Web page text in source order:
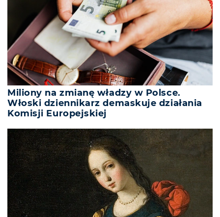
Miliony na zmianę władzy w Polsce.
Włoski dziennikarz demaskuje działania
Komisji Europejskiej